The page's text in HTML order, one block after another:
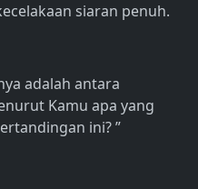
siaran penuh.
adalah antara
Kamu apa yang
ini? ”